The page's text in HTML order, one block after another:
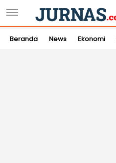
Beranda News Ekonomi